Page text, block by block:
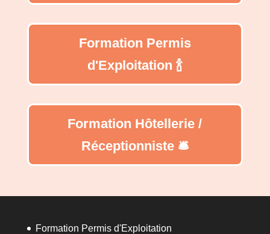
Formation Permis
d'Exploitation 🍾
Formation Hôtellerie /
Réceptionniste 🛎️
Formation Permis d'Exploitation